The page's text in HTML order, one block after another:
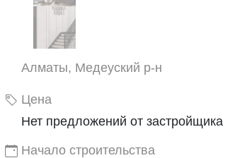
Алматы, Медеуский р-н
Цена
Нет предложений от застройщика
Начало строительства